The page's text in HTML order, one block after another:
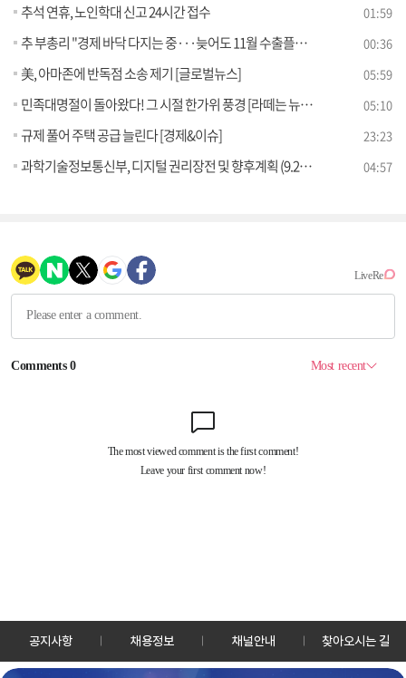
추석 연휴, 노인학대 신고 24시간 접수 01:59
추 부총리 "경제 바닥 다지는 중···늦어도 11월 수출플러스" 00:36
美, 아마존에 반독점 소송 제기 [글로벌뉴스] 05:59
민족대명절이 돌아왔다! 그 시절 한가위 풍경 [라떼는 뉴우스] 05:10
규제 풀어 주택 공급 늘린다 [경제&이슈] 23:23
과학기술정보통신부, 디지털 권리장전 및 향후계획 (9.25) [브리핑 인사이트] 04:57
공지사항 채용정보 채널안내 찾아오시는 길